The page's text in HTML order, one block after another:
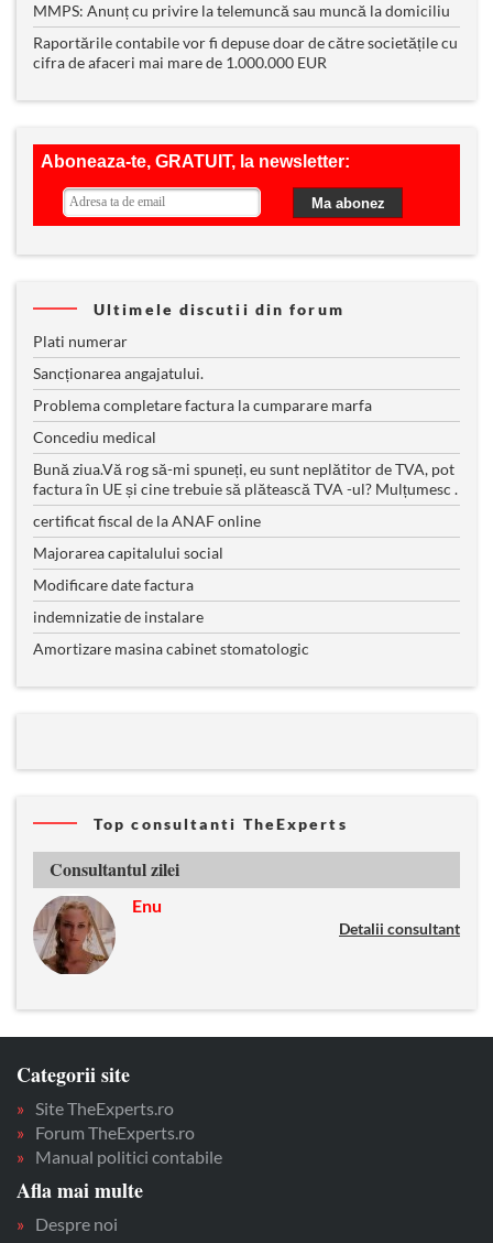
MMPS: Anunț cu privire la telemuncă sau muncă la domiciliu
Raportările contabile vor fi depuse doar de către societățile cu
cifra de afaceri mai mare de 1.000.000 EUR
Ultimele discutii din forum
Plati numerar
Sancționarea angajatului.
Problema completare factura la cumparare marfa
Concediu medical
Bună ziua.Vă rog să-mi spuneți, eu sunt neplătitor de TVA, pot
factura în UE și cine trebuie să plătească TVA -ul? Mulțumesc .
certificat fiscal de la ANAF online
Majorarea capitalului social
Modificare date factura
indemnizatie de instalare
Amortizare masina cabinet stomatologic
Top consultanti TheExperts
Consultantul zilei
Enu
Detalii consultant
Categorii site
Site TheExperts.ro
Forum TheExperts.ro
Manual politici contabile
Afla mai multe
Despre noi